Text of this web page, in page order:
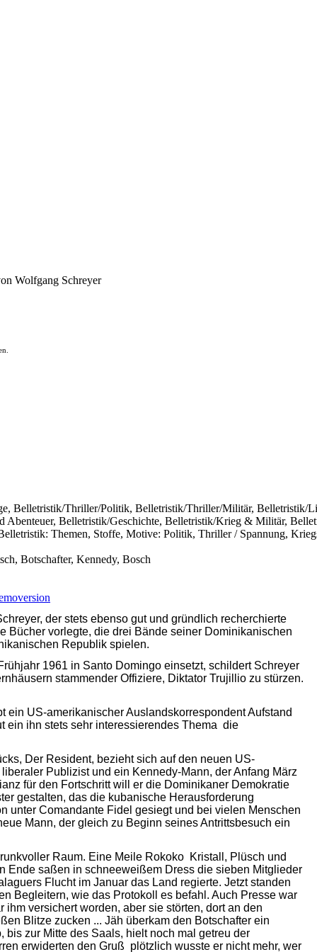
Belletristik/Thriller/Politik, Belletristik/Thriller/Militär, Belletristik/
Abenteuer, Belletristik/Geschichte, Belletristik/Krieg & Militär,
Themen, Stoffe, Motive: Politik, Thriller / Spannung,
Botschafter, Kennedy, Bosch
der stets ebenso gut und gründlich recherchierte
vorlegte, die drei Bände seiner Dominikanischen
Republik spielen.
1961 in Santo Domingo einsetzt, schildert Schreyer
stammender Offiziere, Diktator Trujillio zu stürzen.
ein US-amerikanischer Auslandskorrespondent Aufstand
ihn stets sehr interessierendes Thema  die
Der Resident, bezieht sich auf den neuen US-
Publizist und ein Kennedy-Mann, der Anfang März
für den Fortschritt will er die Dominikaner Demokratie
gestalten, das die kubanische Herausforderung
unter Comandante Fidel gesiegt und bei vielen Menschen
Mann, der gleich zu Beginn seines Antrittsbesuch ein
Raum. Eine Meile Rokoko  Kristall, Plüsch und
Ende saßen in schneeweißem Dress die sieben Mitglieder
Flucht im Januar das Land regierte. Jetzt standen
Begleitern, wie das Protokoll es befahl. Auch Presse war
versichert worden, aber sie störten, dort an den
Blitze zucken ... Jäh überkam den Botschafter ein
bis zur Mitte des Saals, hielt noch mal getreu der
erwiderten den Gruß  plötzlich wusste er nicht mehr, wer